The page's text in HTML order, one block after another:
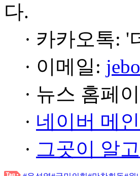
다.
· 카카오톡: '
· 이메일:
· 뉴스 홈페
· 네이버 메
· 그곳이 알